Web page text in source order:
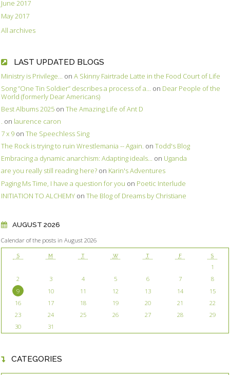
June 2017
May 2017
All archives
LAST UPDATED BLOGS
Ministry is Privilege... on A Skinny Fairtrade Latte in the Food Court of Life
Song ”One Tin Soldier” describes a process of a... on Dear People of the
World (formerly Dear Americans)
Best Albums 2025 on The Amazing Life of Ant D
. on laurence caron
7 x 9 on The Speechless Sing
The Rock is trying to ruin Wrestlemania -- Again. on Todd's Blog
Embracing a dynamic anarchism: Adapting ideals... on Uganda
are you really still reading here? on Karin's Adventures
Paging Ms Time, I have a question for you on Poetic Interlude
INITIATION TO ALCHEMY on The Blog of Dreams by Christiane
AUGUST 2026
Calendar of the posts in August 2026
S M T W T F S
1
2
3 4 5 6 7
8
9
10 11 12 13 14
15
16
17 18 19 20 21
22
23
24 25 26 27 28
29
30
31
CATEGORIES